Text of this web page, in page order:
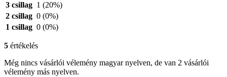
3 csillag 1 (20%)
2 csillag 0 (0%)
1 csillag 0 (0%)
5 értékelés
Még nincs vásárlói vélemény magyar nyelven, de van 2 vásárlói
vélemény más nyelven.